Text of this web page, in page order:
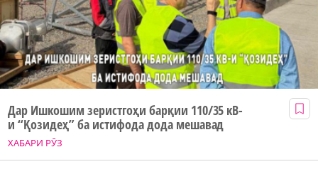
ХАБАРИ РӮЗ
Дар Ишкошим зеристгоҳи барқии 110/35 кВ-
и “Қозидеҳ” ба истифода дода мешавад